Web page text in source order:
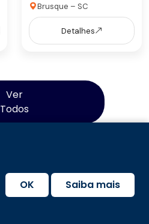
Brusque – SC
Detalhes
Ver
Todos
OK Saiba mais